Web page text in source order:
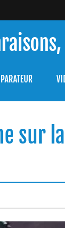
sur